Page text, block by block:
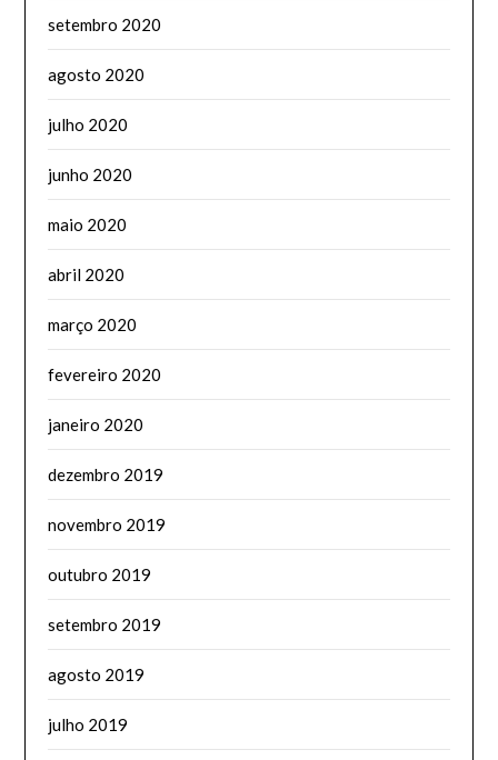
setembro 2020
agosto 2020
julho 2020
junho 2020
maio 2020
abril 2020
março 2020
fevereiro 2020
janeiro 2020
dezembro 2019
novembro 2019
outubro 2019
setembro 2019
agosto 2019
julho 2019